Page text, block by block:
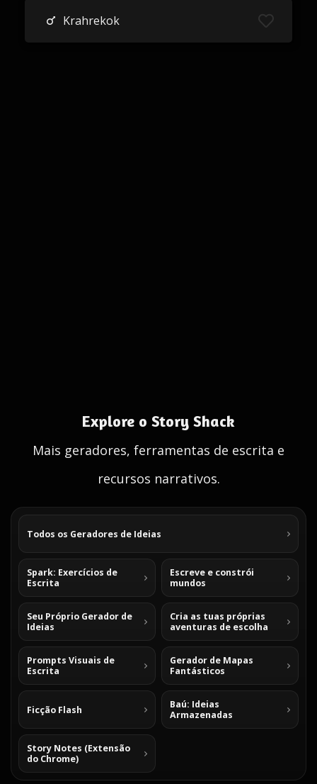
Krahrekok
Explore o Story Shack
Mais geradores, ferramentas de escrita e
recursos narrativos.
Todos os Geradores de Ideias
Spark: Exercícios de
Escrita
Escreve e constrói
mundos
Seu Próprio Gerador de
Ideias
Cria as tuas próprias
aventuras de escolha
Prompts Visuais de
Escrita
Gerador de Mapas
Fantásticos
Ficção Flash
Baú: Ideias
Armazenadas
Story Notes (Extensão
do Chrome)